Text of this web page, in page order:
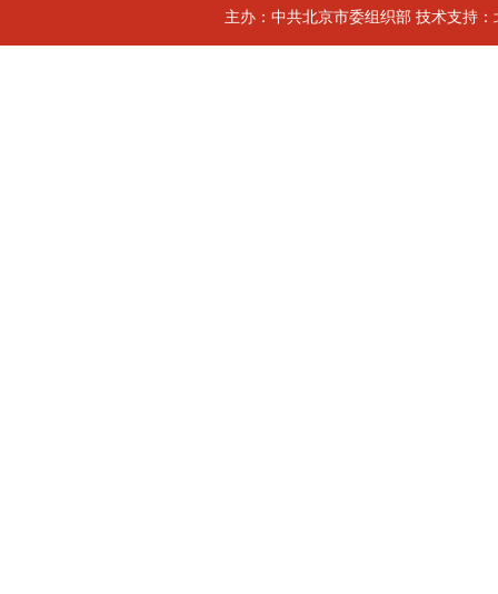
主办：中共北京市委组织部 技术支持